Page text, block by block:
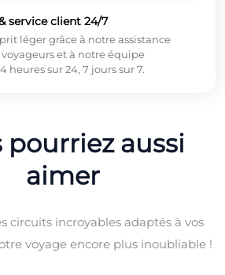
service client 24/7
léger grâce à notre assistance
et à notre équipe
heures sur 24, 7 jours sur 7.
pourriez aussi
aimer
circuits incroyables adaptés à vos
voyage encore plus inoubliable !